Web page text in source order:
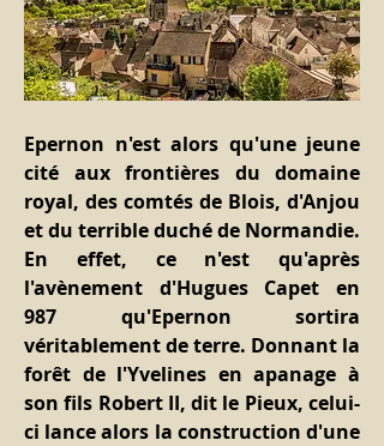
Epernon n'est alors qu'une jeune
cité aux frontières du domaine
royal, des comtés de Blois, d'Anjou
et du terrible duché de Normandie.
En effet, ce n'est qu'après
l'avènement d'Hugues Capet en
987 qu'Epernon sortira
véritablement de terre. Donnant la
forêt de l'Yvelines en apanage à
son fils Robert II, dit le Pieux, celui-
ci lance alors la construction d'une